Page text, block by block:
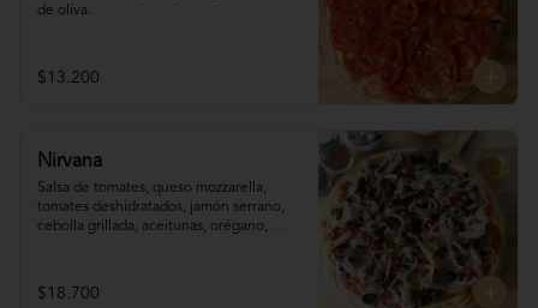
de oliva.
$13.200
Nirvana
Salsa de tomates, queso mozzarella,
tomates deshidratados, jamón serrano,
cebolla grillada, aceitunas, orégano,
$18.700